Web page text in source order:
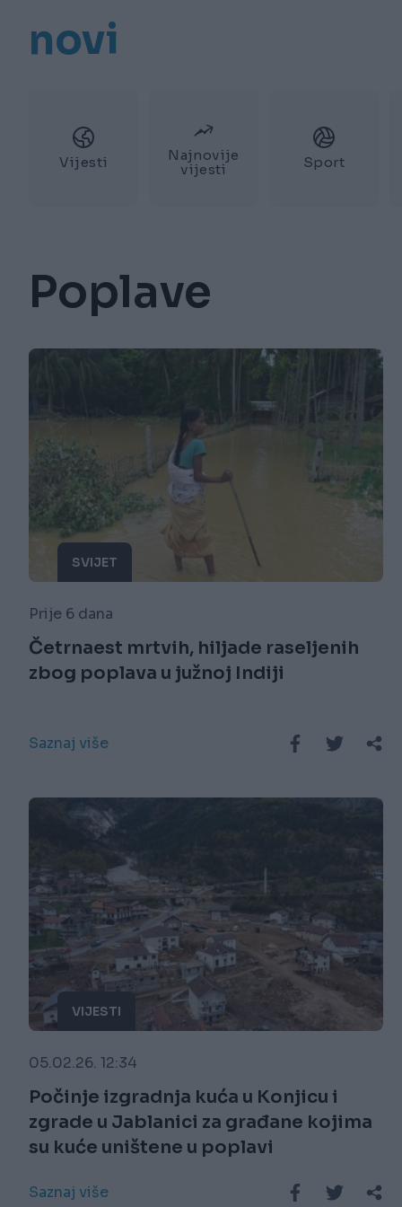
novi
Vijesti
Najnovije
vijesti
Sport
Poplave
SVIJET
Prije 6 dana
Četrnaest mrtvih, hiljade raseljenih
zbog poplava u južnoj Indiji
Saznaj više
VIJESTI
05.02.26. 12:34
Počinje izgradnja kuća u Konjicu i
zgrade u Jablanici za građane kojima
su kuće uništene u poplavi
Saznaj više